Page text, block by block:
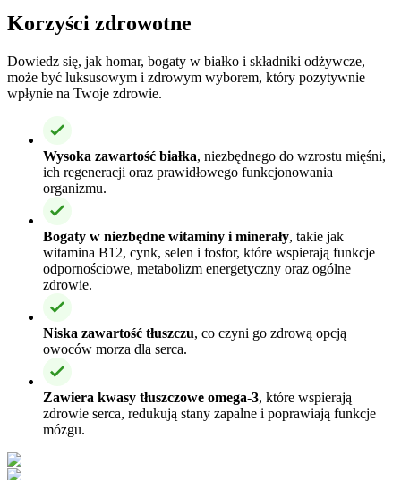
Korzyści zdrowotne
Dowiedz się, jak homar, bogaty w białko i składniki odżywcze,
może być luksusowym i zdrowym wyborem, który pozytywnie
wpłynie na Twoje zdrowie.
Wysoka zawartość białka, niezbędnego do wzrostu mięśni,
ich regeneracji oraz prawidłowego funkcjonowania
organizmu.
Bogaty w niezbędne witaminy i minerały, takie jak
witamina B12, cynk, selen i fosfor, które wspierają funkcje
odpornościowe, metabolizm energetyczny oraz ogólne
zdrowie.
Niska zawartość tłuszczu, co czyni go zdrową opcją
owoców morza dla serca.
Zawiera kwasy tłuszczowe omega-3, które wspierają
zdrowie serca, redukują stany zapalne i poprawiają funkcje
mózgu.